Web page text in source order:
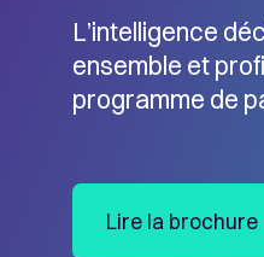
L’intelligence
ensemble et
programme de
Lire la brochure